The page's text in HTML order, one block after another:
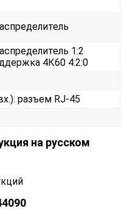
1:2
4К60 4:2:0
разъем RJ-45
на русском